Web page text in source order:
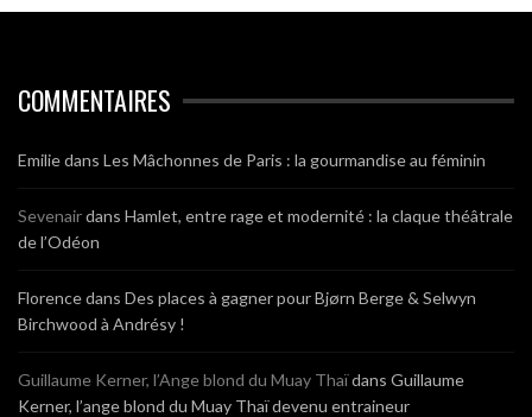
COMMENTAIRES
Emiliedans Les Mâchonnes de Paris : la gourmandise au féminin
Sevenairdans Hamlet, entre rage et modernité : la claque théâtrale
de l’Odéon
Florencedans Des places à gagner pour Bjørn Berge & Selwyn
Birchwood à Andrésy !
Guillaume Kerner, l’Ange blond du Muay Thaïdans Guillaume
Kerner, l’ange blond du Muay Thaï devenu entraineur